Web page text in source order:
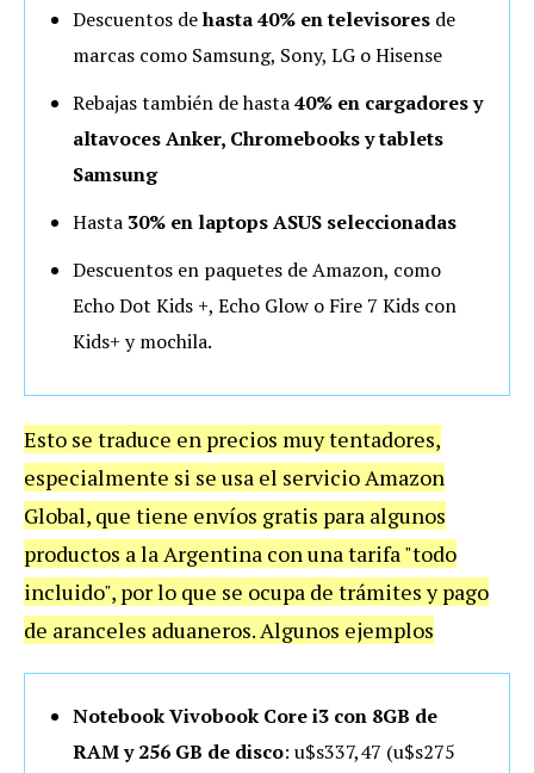
Descuentos dehasta 40% en televisores de
marcas como Samsung, Sony, LG o Hisense
Rebajas también de hasta40% en cargadores y
altavoces Anker, Chromebooks y tablets
Samsung
Hasta 30% en laptops ASUS seleccionadas
Descuentos en paquetes de Amazon, como
Echo Dot Kids +, Echo Glow o Fire 7 Kids con
Kids+ y mochila.
Esto se traduce en precios muy tentadores,
especialmente si se usa el servicio Amazon
Global, que tiene envíos gratis para algunos
productos a la Argentina con una tarifa "todo
incluido", por lo que se ocupa de trámites y pago
de aranceles aduaneros. Algunos ejemplos
Notebook Vivobook Core i3 con 8GB de
RAM y 256 GB de disco: u$s337,47 (u$s275